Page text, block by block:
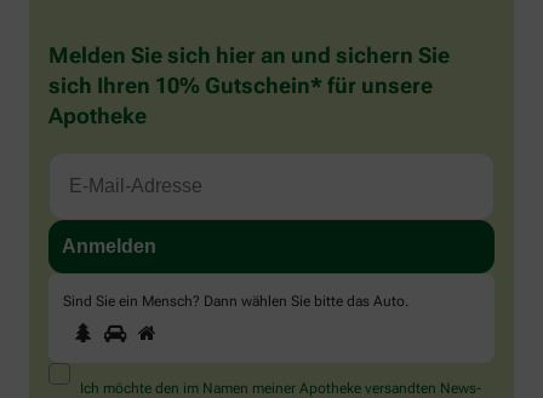
Melden Sie sich hier an und sichern Sie
sich Ihren 10% Gutschein* für unsere
Apotheke
Sind Sie ein Mensch? Dann wählen Sie bitte das Auto.
Sind
Sie
ein
Mensch?
1 2
Ich möchte den im Namen meiner Apotheke versandten News-